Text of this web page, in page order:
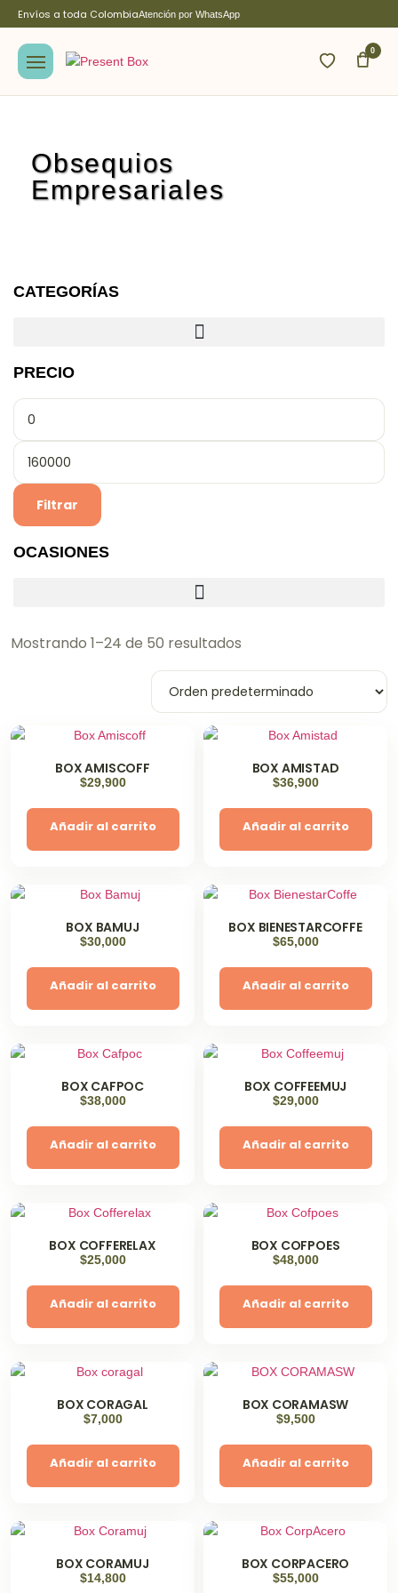
Envíos a toda ColombiaAtención por WhatsApp
0
Obsequios
Empresariales
CATEGORÍAS
PRECIO
Filtrar
OCASIONES
Mostrando 1–24 de 50 resultados
BOX AMISCOFF
$29,900
Añadir al carrito
BOX AMISTAD
$36,900
Añadir al carrito
BOX BAMUJ
$30,000
Añadir al carrito
BOX BIENESTARCOFFE
$65,000
Añadir al carrito
BOX CAFPOC
$38,000
Añadir al carrito
BOX COFFEEMUJ
$29,000
Añadir al carrito
BOX COFFERELAX
$25,000
Añadir al carrito
BOX COFPOES
$48,000
Añadir al carrito
BOX CORAGAL
$7,000
Añadir al carrito
BOX CORAMASW
$9,500
Añadir al carrito
BOX CORAMUJ
$14,800
BOX CORPACERO
$55,000